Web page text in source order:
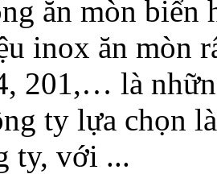
ăn mòn biển
inox ăn mòn
201,… là
ty lựa chọn
ty, với ...